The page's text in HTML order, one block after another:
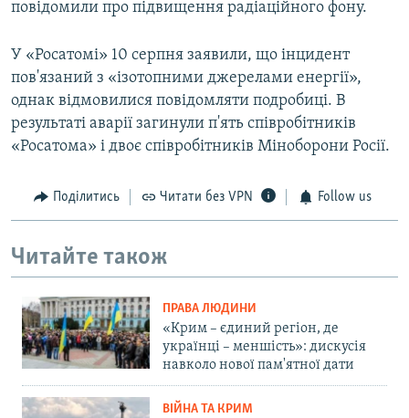
повідомили про підвищення радіаційного фону.
У «Росатомі» 10 серпня заявили, що інцидент
пов'язаний з «ізотопними джерелами енергії»,
однак відмовилися повідомляти подробиці. В
результаті аварії загинули п'ять співробітників
«Росатома» і двоє співробітників Міноборони Росії.
Поділитись Читати без VPN Follow us
Читайте також
ПРАВА ЛЮДИНИ
«Крим – єдиний регіон, де
українці – меншість»: дискусія
навколо нової пам'ятної дати
ВІЙНА ТА КРИМ